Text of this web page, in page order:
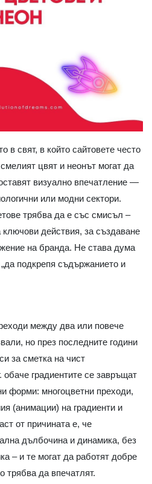
в свят, в който сайтовете често
цвят и неонът могат да
визуално впечатление —
или модни сектори.
трябва да е със смисъл –
действия, за създаване
на бранда. Не става дума
„да подкрепя съдържанието и
между два или повече
но през последните години
за сметка на чист
град­иентите се завръщат
форми: многоцветни преходи,
(анимации) на градиенти и
от причината е, че
дълбочина и динамика, без
– и те могат да работят добре
трябва да впечатлят.